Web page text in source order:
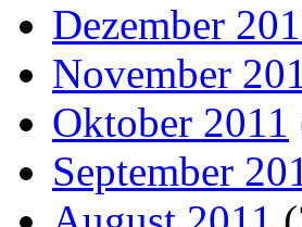
Dezember
November
Oktober 2011
September